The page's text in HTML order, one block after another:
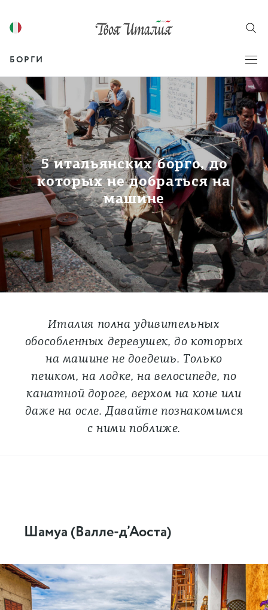
БОРГИ
5 итальянских борго, до
которых не добраться на
машине
Италия полна удивительных
обособленных деревушек, до которых
на машине не доедешь. Только
пешком, на лодке, на велосипеде, по
канатной дороге, верхом на коне или
даже на осле. Давайте познакомимся
с ними поближе.
Шамуа (Валле-д’Аоста)